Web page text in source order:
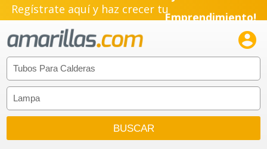
Regístrate aquí y haz crecer tuEmprendimiento!
